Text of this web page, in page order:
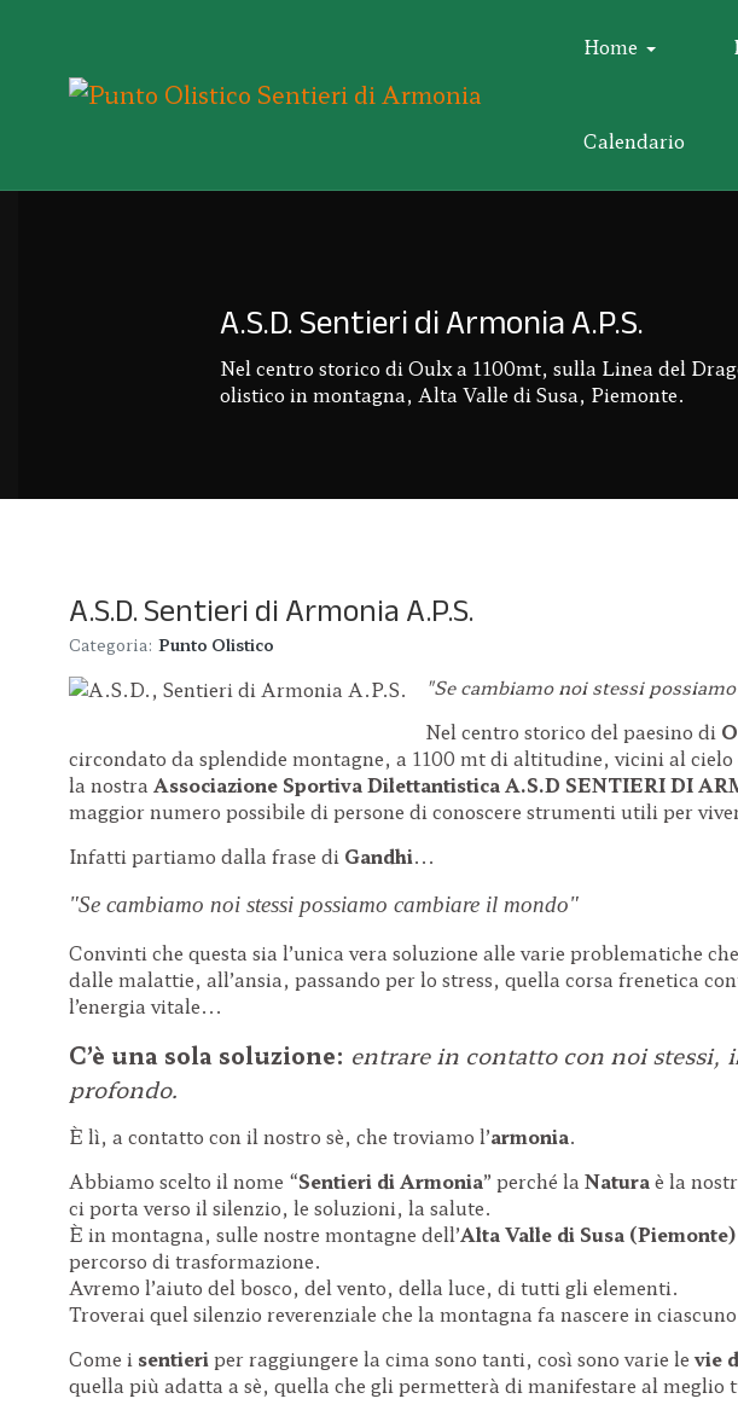
Home
Calendario
A.S.D. Sentieri di Armonia A.P.S.
Nel centro storico di Oulx a 1100mt, sulla Linea del
olistico in montagna, Alta Valle di Susa, Piemonte.
A.S.D. Sentieri di Armonia A.P.S.
Categoria: Punto Olistico
"Se cambiamo noi stessi
Nel centro storico del paesino di
circondato da splendide montagne, a 1100 mt di altitudine, vicini al
la nostra Associazione Sportiva Dilettantistica A.S.D SENTIERI DI
maggior numero possibile di persone di conoscere strumenti utili per
Infatti partiamo dalla frase di Gandhi...
"Se cambiamo noi stessi possiamo cambiare il mondo"
Convinti che questa sia l’unica vera soluzione alle varie problematiche
dalle malattie, all’ansia, passando per lo stress, quella corsa frenetica
l’energia vitale...
C’è una sola soluzione: entrare in contatto con noi stessi,
profondo.
È lì, a contatto con il nostro sè, che troviamo l’armonia.
Abbiamo scelto il nome “Sentieri di Armonia” perché la Naturaè la
ci porta verso il silenzio, le soluzioni, la salute.
È in montagna, sulle nostre montagne dell’Alta Valle di Susa (Piemonte)
percorso di trasformazione.
Avremo l’aiuto del bosco, del vento, della luce, di tutti gli elementi.
Troverai quel silenzio reverenziale che la montagna fa nascere in
Come i sentieri per raggiungere la cima sono tanti, così sono varie levie
quella più adatta a sè, quella che gli permetterà di manifestare al meglio